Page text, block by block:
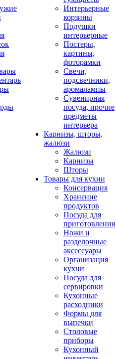
Интерьерные
корзины
Подушки
интерьерные
Постеры,
картины,
фоторамки
Свечи,
подсвечники,
аромалампы
Сувенирная
посуда, прочие
предметы
интерьера
Карнизы, шторы,
жалюзи
Жалюзи
Карнизы
Шторы
Товары для кухни
Консервация
Хранение
продуктов
Посуда для
приготовления
Ножи и
разделочные
аксессуары
Организация
кухни
Посуда для
сервировки
Кухонные
расходники
Формы для
выпечки
Столовые
приборы
Кухонный